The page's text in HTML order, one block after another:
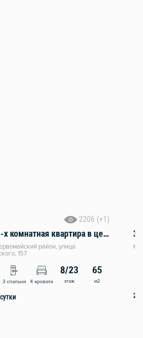
2206 (+1)
Евро. 3-х комнатная квартира в центре
район, улица
157
3 спальни 4 кровати
8/23
этаж
65
м2
3-
2